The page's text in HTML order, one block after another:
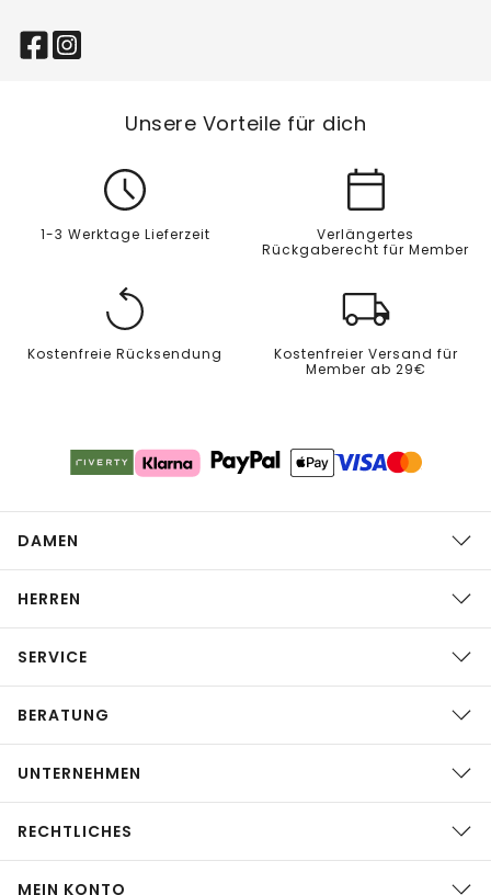
Unsere Vorteile für dich
1-3 Werktage Lieferzeit
Verlängertes
Rückgaberecht für Member
Kostenfreie Rücksendung
Kostenfreier Versand für
Member ab 29€
DAMEN
HERREN
SERVICE
BERATUNG
UNTERNEHMEN
RECHTLICHES
MEIN KONTO